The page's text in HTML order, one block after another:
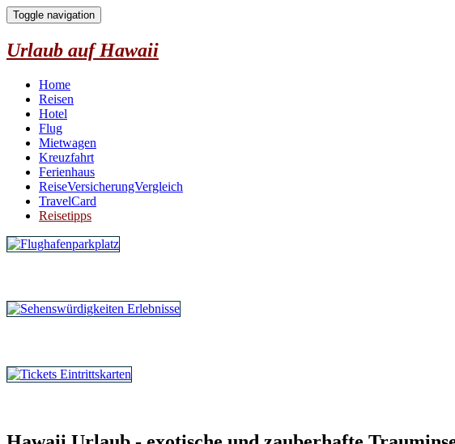
Toggle navigation
Urlaub auf Hawaii
Home
Reisen
Hotel
Flug
Mietwagen
Kreuzfahrt
Ferienhaus
ReiseVersicherungVergleich
TravelCard
Reisetipps